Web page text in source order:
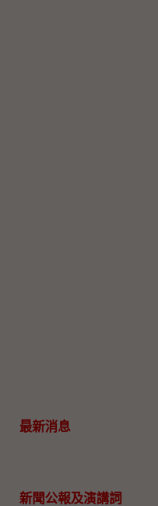
最新消息
新聞公報及演講詞